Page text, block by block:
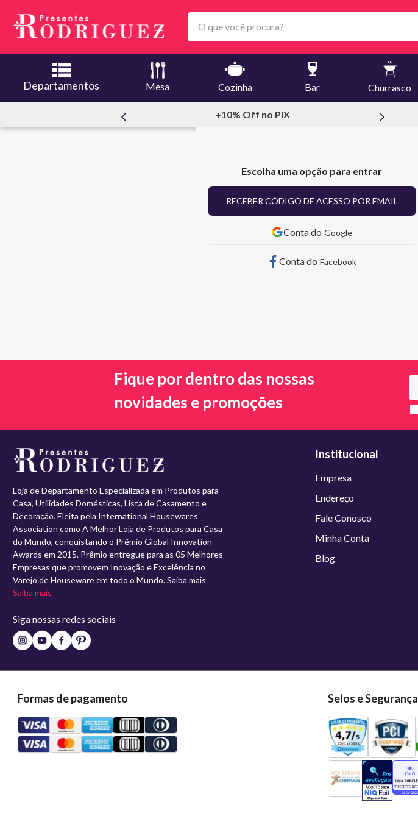
O que você procura?
Departamentos Mesa Cozinha Bar Churrasco
+10% Off no PIX
Escolha uma opção para entrar
RECEBER CÓDIGO DE ACESSO POR EMAIL
Google
Facebook
Fique por dentro das nossas
novidades e promoções
Loja de Departamento Especializada em Produtos para
Casa, Utilidades Domésticas, Lista de Casamento e
Decoração. Eleita pela International Housewares
Association como A Melhor Loja de Produtos para Casa
do Mundo, conquistando o Prêmio Global Innovation
Awards em 2015. Prêmio entregue para as 05 Melhores
Empresas que promovem Inovação e Excelência no
Varejo de Houseware em todo o Mundo. Saiba mais
Saiba mais
Siga nossas redes sociais
Institucional
Empresa
Endereço
Fale Conosco
Minha Conta
Blog
Formas de pagamento Selos e Segurança